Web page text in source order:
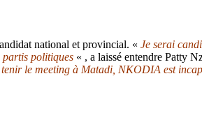
national et provincial. « Je serai
partis politiques « , a laissé entendre Patty
le meeting à Matadi, NKODIA est